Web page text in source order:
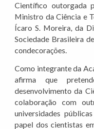
Científico outorgada
Ministro da Ciência e
Ícaro S. Moreira, da
Sociedade Brasileira
condecorações.
Como integrante da
afirma que
desenvolvimento da
colaboração com
universidades
papel dos cientistas